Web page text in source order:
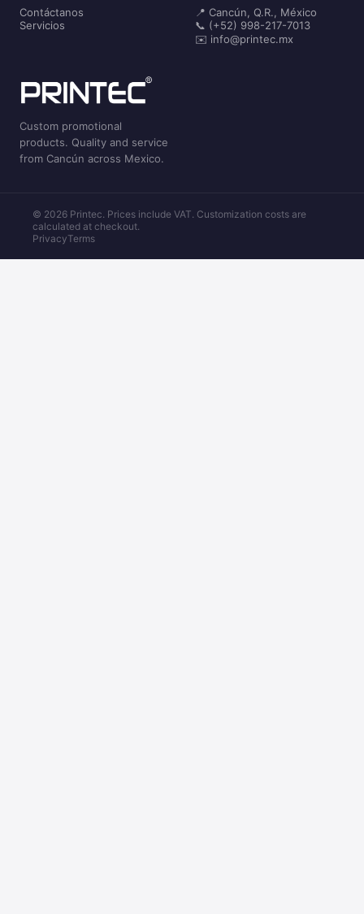
Contáctanos
Servicios
📍 Cancún, Q.R., México
📞 (+52) 998-217-7013
✉️ info@printec.mx
Custom promotional
products. Quality and service
from Cancún across Mexico.
© 2026 Printec. Prices include VAT. Customization costs are
calculated at checkout.
PrivacyTerms